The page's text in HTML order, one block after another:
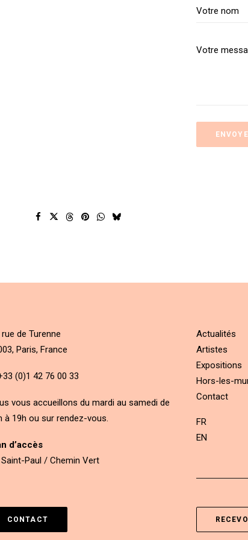
rue de Turenne
Paris, France
(0)1 42 76 00 33
vous accueillons du mardi au samedi de
à 19h ou sur rendez-vous.
d’accès
Saint-Paul / Chemin Vert
Actualités
Artistes
Expositions
Hors-les-
Contact
FR
EN
CONTACT